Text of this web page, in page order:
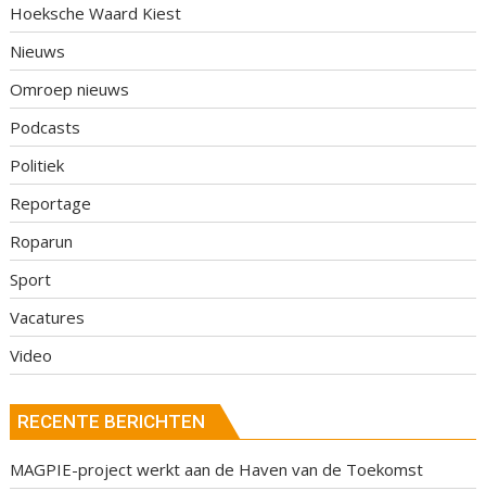
Hoeksche Waard Kiest
Nieuws
Omroep nieuws
Podcasts
Politiek
Reportage
Roparun
Sport
Vacatures
Video
RECENTE BERICHTEN
MAGPIE-project werkt aan de Haven van de Toekomst